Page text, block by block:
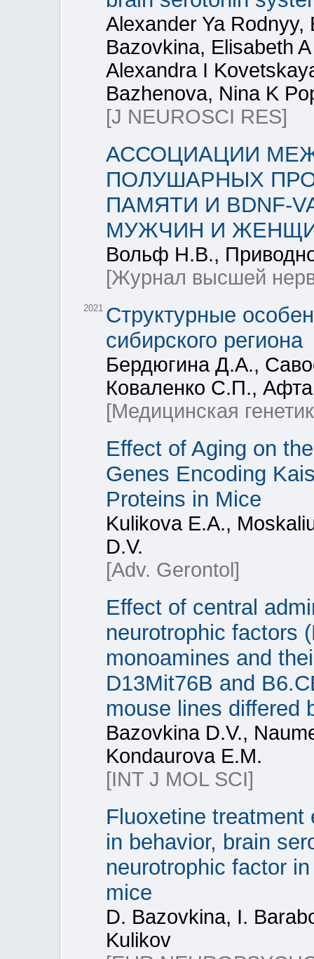
Alexander Ya
Bazovkina, Elisabeth
Alexandra I
Bazhenova, Nina K
[J NEUROSCI RES]
АССОЦИАЦИИ
ПОЛУШАРНЫХ
ПАМЯТИ И BDNF-
МУЖЧИН И
Вольф Н.В.,
[Журнал высшей
2021 Cтруктурные
сибирского региона
Бердюгина Д.А.,
Коваленко С.П.,
[Медицинская
Effect of Aging on
Genes Encoding
Proteins in Mice
Kulikova E.A.,
D.V.
[Adv. Gerontol]
Effect of central
neurotrophic factors
monoamines and
D13Mit76B and
mouse lines differed
Bazovkina D.V.,
Kondaurova E.M.
[INT J MOL SCI]
Fluoxetine
in behavior, brain
neurotrophic factor
mice
D. Bazovkina, I.
Kulikov